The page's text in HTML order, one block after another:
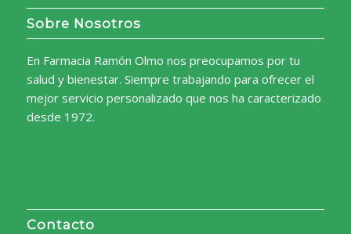
Sobre Nosotros
En Farmacia Ramón Olmo nos preocupamos por tu
salud y bienestar. Siempre trabajando para ofrecer el
mejor servicio personalizado que nos ha caracterizado
desde 1972.
Contacto